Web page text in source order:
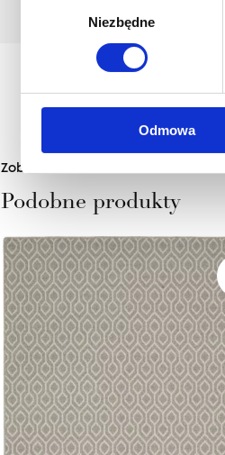
Niezbędne
Odmowa
Zobacz
Podobne produkty